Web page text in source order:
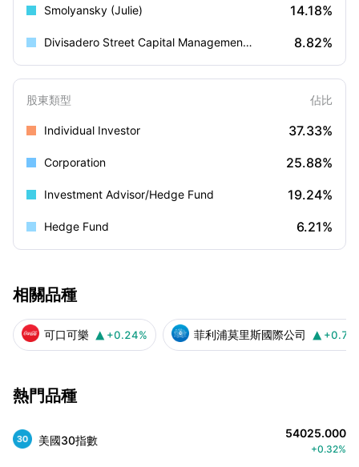
Smolyansky (Julie) 14.18%
Divisadero Street Capital Management, LP 8.82%
股東類型 佔比
Individual Investor 37.33%
Corporation 25.88%
Investment Advisor/Hedge Fund 19.24%
Hedge Fund 6.21%
相關品種
可口可樂  +0.24% 菲利浦莫里斯國際公司 
熱門品種
美國30指數 54025.000
+0.32%